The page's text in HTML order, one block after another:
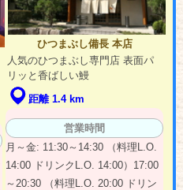
ひつまぶし備長 本店
人気のひつまぶし専門店 表面パ
リッと香ばしい鰻
距離 1.4 km
営業時間
月～金: 11:30～14:30 （料理L.O.
14:00 ドリンクL.O. 14:00）17:00
～20:30 （料理L.O. 20:00 ドリン